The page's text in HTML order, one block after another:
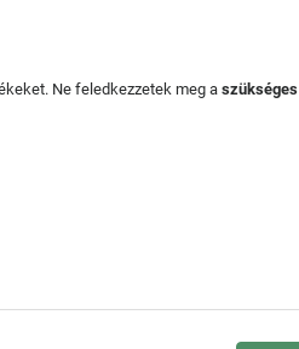
Ne feledkezzetek meg aszükséges